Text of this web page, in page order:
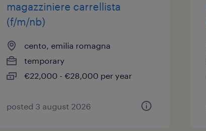
magazziniere carrellista
(f/m/nb)
cento, emilia romagna
temporary
€22,000 - €28,000 per year
posted 3 august 2026